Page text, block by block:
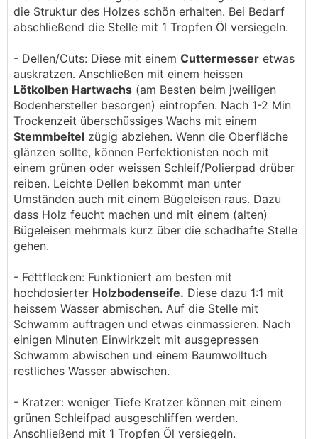
die Struktur des Holzes schön erhalten. Bei Bedarf
abschließend die Stelle mit 1 Tropfen Öl versiegeln.
- Dellen/Cuts: Diese mit einem Cuttermesser etwas
auskratzen. Anschließen mit einem heissen
Lötkolben Hartwachs (am Besten beim jweiligen
Bodenhersteller besorgen) eintropfen. Nach 1-2 Min
Trockenzeit überschüssiges Wachs mit einem
Stemmbeitel zügig abziehen. Wenn die Oberfläche
glänzen sollte, können Perfektionisten noch mit
einem grünen oder weissen Schleif/Polierpad drüber
reiben. Leichte Dellen bekommt man unter
Umständen auch mit einem Bügeleisen raus. Dazu
dass Holz feucht machen und mit einem (alten)
Bügeleisen mehrmals kurz über die schadhafte Stelle
gehen.
- Fettflecken: Funktioniert am besten mit
hochdosierter Holzbodenseife. Diese dazu 1:1 mit
heissem Wasser abmischen. Auf die Stelle mit
Schwamm auftragen und etwas einmassieren. Nach
einigen Minuten Einwirkzeit mit ausgepressen
Schwamm abwischen und einem Baumwolltuch
restliches Wasser abwischen.
- Kratzer: weniger Tiefe Kratzer können mit einem
grünen Schleifpad ausgeschliffen werden.
Anschließend mit 1 Tropfen Öl versiegeln.